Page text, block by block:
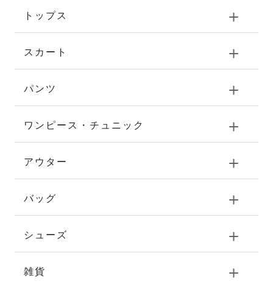
トップス
スカート
パンツ
ワンピース・チュニック
アウター
バッグ
シューズ
雑貨